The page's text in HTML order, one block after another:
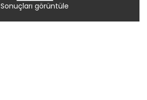
Sonuçları görüntüle